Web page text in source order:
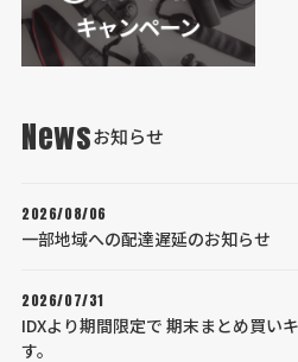
Newsお知らせ
2026/08/06
一部地域への配達遅延のお知らせ
2026/07/31
IDXより期間限定で 期末まとめ買い
す。